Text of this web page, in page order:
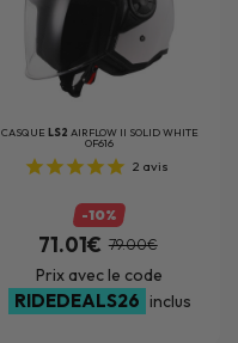
CASQUE LS2 AIRFLOW II SOLID WHITE
OF616
2 avis
-10%
71.01€ 79.00€
Prix avec le code
RIDEDEALS26 inclus